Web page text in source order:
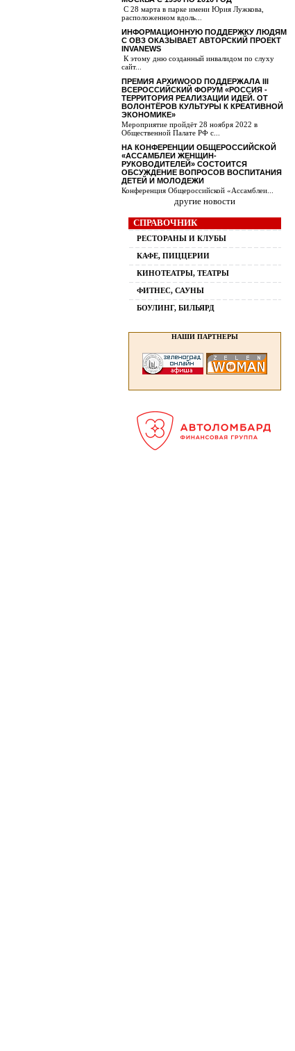
С 28 марта в парке имени Юрия Лужкова,
расположенном вдоль...
ИНФОРМАЦИОННУЮ ПОДДЕРЖКУ ЛЮДЯМ
С ОВЗ ОКАЗЫВАЕТ АВТОРСКИЙ ПРОЕКТ
INVANEWS
К этому дню созданный инвалидом по слуху
сайт...
ПРЕМИЯ АРХИWOOD ПОДДЕРЖАЛА III
ВСЕРОССИЙСКИЙ ФОРУМ «РОССИЯ -
ТЕРРИТОРИЯ РЕАЛИЗАЦИИ ИДЕЙ. ОТ
ВОЛОНТЁРОВ КУЛЬТУРЫ К КРЕАТИВНОЙ
ЭКОНОМИКЕ»
Мероприятие пройдёт 28 ноября 2022 в
Общественной Палате РФ с...
НА КОНФЕРЕНЦИИ ОБЩЕРОССИЙСКОЙ
«АССАМБЛЕИ ЖЕНЩИН-
РУКОВОДИТЕЛЕЙ» СОСТОИТСЯ
ОБСУЖДЕНИЕ ВОПРОСОВ ВОСПИТАНИЯ
ДЕТЕЙ И МОЛОДЕЖИ
Конференция Общероссийской «Ассамблеи...
другие новости
СПРАВОЧНИК
РЕСТОРАНЫ И КЛУБЫ
КАФЕ, ПИЦЦЕРИИ
КИНОТЕАТРЫ, ТЕАТРЫ
ФИТНЕС, САУНЫ
БОУЛИНГ, БИЛЬЯРД
НАШИ ПАРТНЕРЫ